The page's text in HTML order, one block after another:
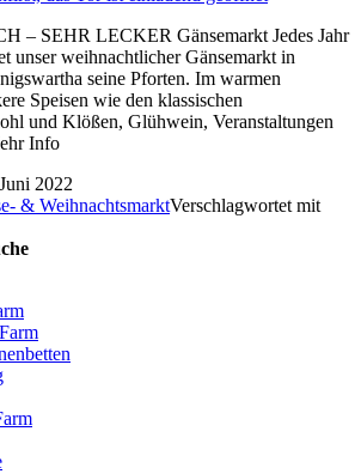
– SEHR LECKER Gänsemarkt Jedes Jahr
unser weihnachtlicher Gänsemarkt in
seine Pforten. Im warmen
Speisen wie den klassischen
und Klößen, Glühwein, Veranstaltungen
Info
2022
& WeihnachtsmarktVerschlagwortet mit